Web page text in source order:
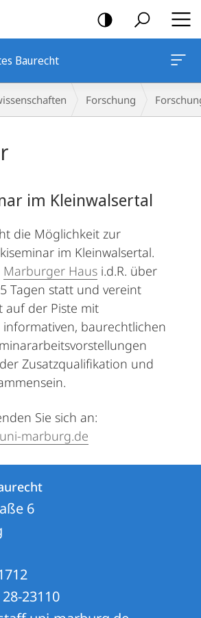
Baurecht
Forschung
im Kleinwalsertal
die Möglichkeit zur
im Kleinwalsertal.
Marburger Haus i.d.R. über
Tagen statt und vereint
auf der Piste mit
baurechtlichen
Zusatzqualifikation und
Sie sich an:
marburg.de
6
23110